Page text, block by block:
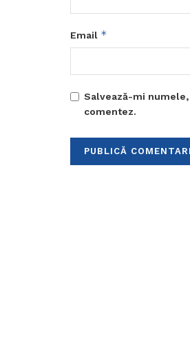
Email *
Salvează-mi
comentez.